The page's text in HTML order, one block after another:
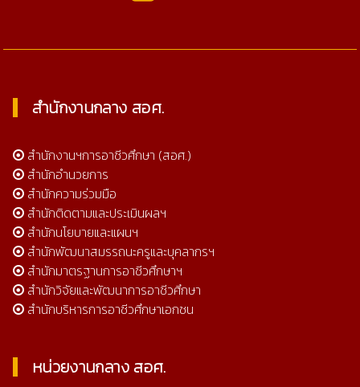
สำนักงานกลาง สอศ.
สำนักงานฯการอาชีวศึกษา (สอศ.)
สำนักอำนวยการ
สำนักความร่วมมือ
สำนักติดตามและประเมินผลฯ
สำนักนโยบายและแผนฯ
สำนักพัฒนาสมรรถนะครูและบุคลากรฯ
สำนักมาตรฐานการอาชีวศึกษาฯ
สำนักวิจัยและพัฒนาการอาชีวศึกษา
สำนักบริหารการอาชีวศึกษาเอกชน
หน่วยงานกลาง สอศ.